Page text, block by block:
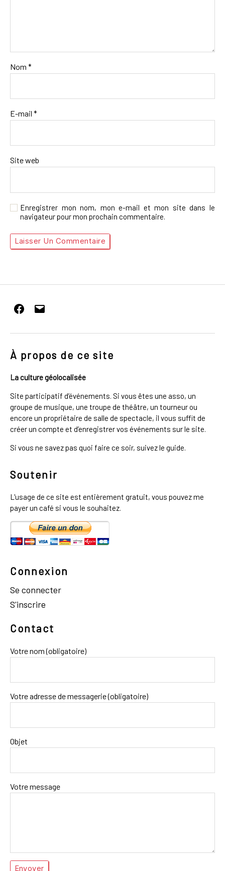
Nom *
E-mail *
Site web
Enregistrer mon nom, mon e-mail et mon site dans le
navigateur pour mon prochain commentaire.
Facebook
E-
mail
À propos de ce site
La culture géolocalisée
Site participatif d’événements. Si vous êtes une asso, un
groupe de musique, une troupe de théâtre, un tourneur ou
encore un propriétaire de salle de spectacle, il vous suffit de
créer un compte et d’enregistrer vos événements sur le site.
Si vous ne savez pas quoi faire ce soir, suivez le guide.
Soutenir
L'usage de ce site est entièrement gratuit, vous pouvez me
payer un café si vous le souhaitez.
Connexion
Se connecter
S'inscrire
Contact
Votre nom (obligatoire)
Votre adresse de messagerie (obligatoire)
Objet
Votre message